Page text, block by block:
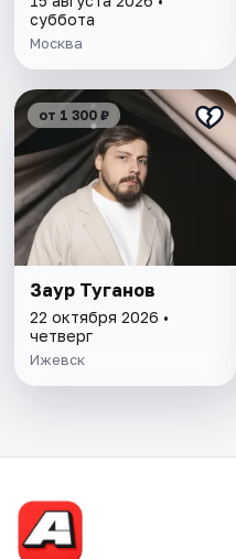
суббота
Москва
от 1 300 ₽
Заур Туганов
22 октября 2026 •
четверг
Ижевск